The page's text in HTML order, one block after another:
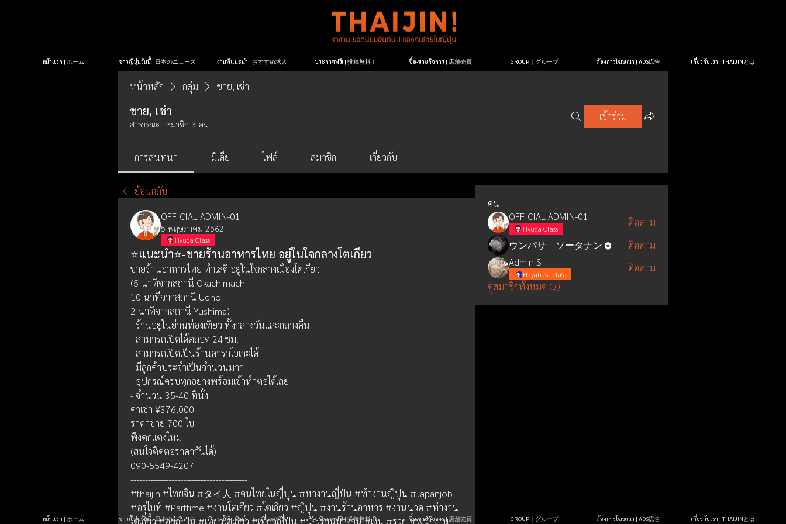
หน้าแรก | ホーム ข่าวญี่ปุ่นวันนี้ | 日本のニュース งานที่แนะนำ | おすすめ求人 ประกาศฟรี! | 投稿無料！ ซื้อ-ขายกิจการ | 店舗売買 GROUP｜グループ ต้องการโฆษณา | ADS広告 เกี่ยวกับเรา | THAIJINとは
หน้าหลัก กลุ่ม ขาย, เช่า
ขาย, เช่า
สาธารณะ · สมาชิก 3 คน
เข้าร่วม
การสนทนา มีเดีย ไฟล์ สมาชิก เกี่ยวกับ
ย้อนกลับ
OFFICIAL ADMIN-01
5 พฤษภาคม 2562
Hyuga Class
⭐แนะนำ⭐-ขายร้านอาหารไทย อยู่ในใจกลางโตเกียว
ขายร้านอาหารไทย ทำเลดี อยู่ในใจกลางเมืองโตเกียว
(5 นาทีจากสถานี Okachimachi
10 นาทีจากสถานี Ueno
2 นาทีจากสถานี Yushima)
- ร้านอยู่ในย่านท่องเที่ยว ทั้งกลางวันและกลางคืน
- สามารถเปิดได้ตลอด 24 ชม.
- สามารถเปิดเป็นร้านคาราโอเกะได้
- มีลูกค้าประจำเป็นจำนวนมาก
- อุปกรณ์ครบทุกอย่างพร้อมเข้าทำต่อได้เลย
- จำนวน 35-40 ที่นั่ง
ค่าเช่า ¥376,000
ราคาขาย 700 ใบ
พึ่งตกแต่งใหม่
(สนใจติดต่อราคากันได้)
090-5549-4207
----------------------------------------
#thaijin #ไทยจิน #タイ人 #คนไทยในญี่ปุ่น #หางานญี่ปุ่น #ทำงานญี่ปุ่น #Japanjob
#อรุไบท์ #Parttime #งานโตเกียว #โตเกียว #ญี่ปุ่น #งานร้านอาหาร #งานนวด #ทำงาน
โตเกียว #อยู่ญี่ปุ่น #เที่ยวโตเกียว #เที่ยวญี่ปุ่น #นักเรียนหางาน #เงิน #รวย #พนักงาน
คน
OFFICIAL ADMIN-01
Hyuga Class
ติดตาม
ウンパサ ソータナン
ติดตาม
Admin S
Hayabusa class
ติดตาม
ดูสมาชิกทั้งหมด (3)
หน้าแรก | ホーム ข่าวญี่ปุ่นวันนี้ | 日本のニュース งานที่แนะนำ | おすすめ求人 ประกาศฟรี! | 投稿無料！ ซื้อ-ขายกิจการ | 店舗売買 GROUP｜グループ ต้องการโฆษณา | ADS広告 เกี่ยวกับเรา | THAIJINとは